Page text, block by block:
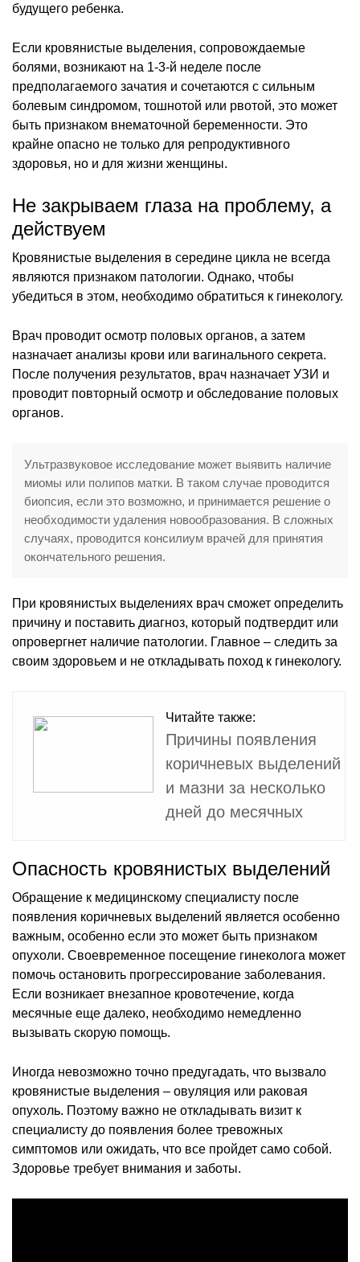
будущего ребенка.
Если кровянистые выделения, сопровождаемые
болями, возникают на 1-3-й неделе после
предполагаемого зачатия и сочетаются с сильным
болевым синдромом, тошнотой или рвотой, это может
быть признаком внематочной беременности. Это
крайне опасно не только для репродуктивного
здоровья, но и для жизни женщины.
Не закрываем глаза на проблему, а
действуем
Кровянистые выделения в середине цикла не всегда
являются признаком патологии. Однако, чтобы
убедиться в этом, необходимо обратиться к гинекологу.
Врач проводит осмотр половых органов, а затем
назначает анализы крови или вагинального секрета.
После получения результатов, врач назначает УЗИ и
проводит повторный осмотр и обследование половых
органов.
Ультразвуковое исследование может выявить наличие
миомы или полипов матки. В таком случае проводится
биопсия, если это возможно, и принимается решение о
необходимости удаления новообразования. В сложных
случаях, проводится консилиум врачей для принятия
окончательного решения.
При кровянистых выделениях врач сможет определить
причину и поставить диагноз, который подтвердит или
опровергнет наличие патологии. Главное – следить за
своим здоровьем и не откладывать поход к гинекологу.
Читайте также:
Причины появления
коричневых выделений
и мазни за несколько
дней до месячных
Опасность кровянистых выделений
Обращение к медицинскому специалисту после
появления коричневых выделений является особенно
важным, особенно если это может быть признаком
опухоли. Своевременное посещение гинеколога может
помочь остановить прогрессирование заболевания.
Если возникает внезапное кровотечение, когда
месячные еще далеко, необходимо немедленно
вызывать скорую помощь.
Иногда невозможно точно предугадать, что вызвало
кровянистые выделения – овуляция или раковая
опухоль. Поэтому важно не откладывать визит к
специалисту до появления более тревожных
симптомов или ожидать, что все пройдет само собой.
Здоровье требует внимания и заботы.